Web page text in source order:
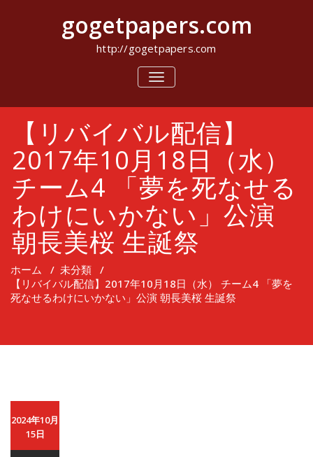
キ
gogetpapers.com
http://gogetpapers.com
ナ
ビ
シ
ョ
ン
を
切
り
替
え
【リバイバル配信】
2017年10月18日（水）
チーム4 「夢を死なせる
わけにいかない」公演
朝長美桜 生誕祭
ホーム / 未分類 /
【リバイバル配信】2017年10月18日（水） チーム4 「夢を
死なせるわけにいかない」公演 朝長美桜 生誕祭
2024年10月
15日